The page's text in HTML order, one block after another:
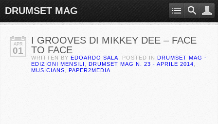
DRUMSET MAG
APR
01
I GROOVES DI MIKKEY DEE – FACE
TO FACE
WRITTEN BY EDOARDO SALA . POSTED IN DRUMSET MAG -
EDIZIONI MENSILI
DRUMSET MAG N. 23 - APRILE 2014
MUSICIANS
PAPER2MEDIA